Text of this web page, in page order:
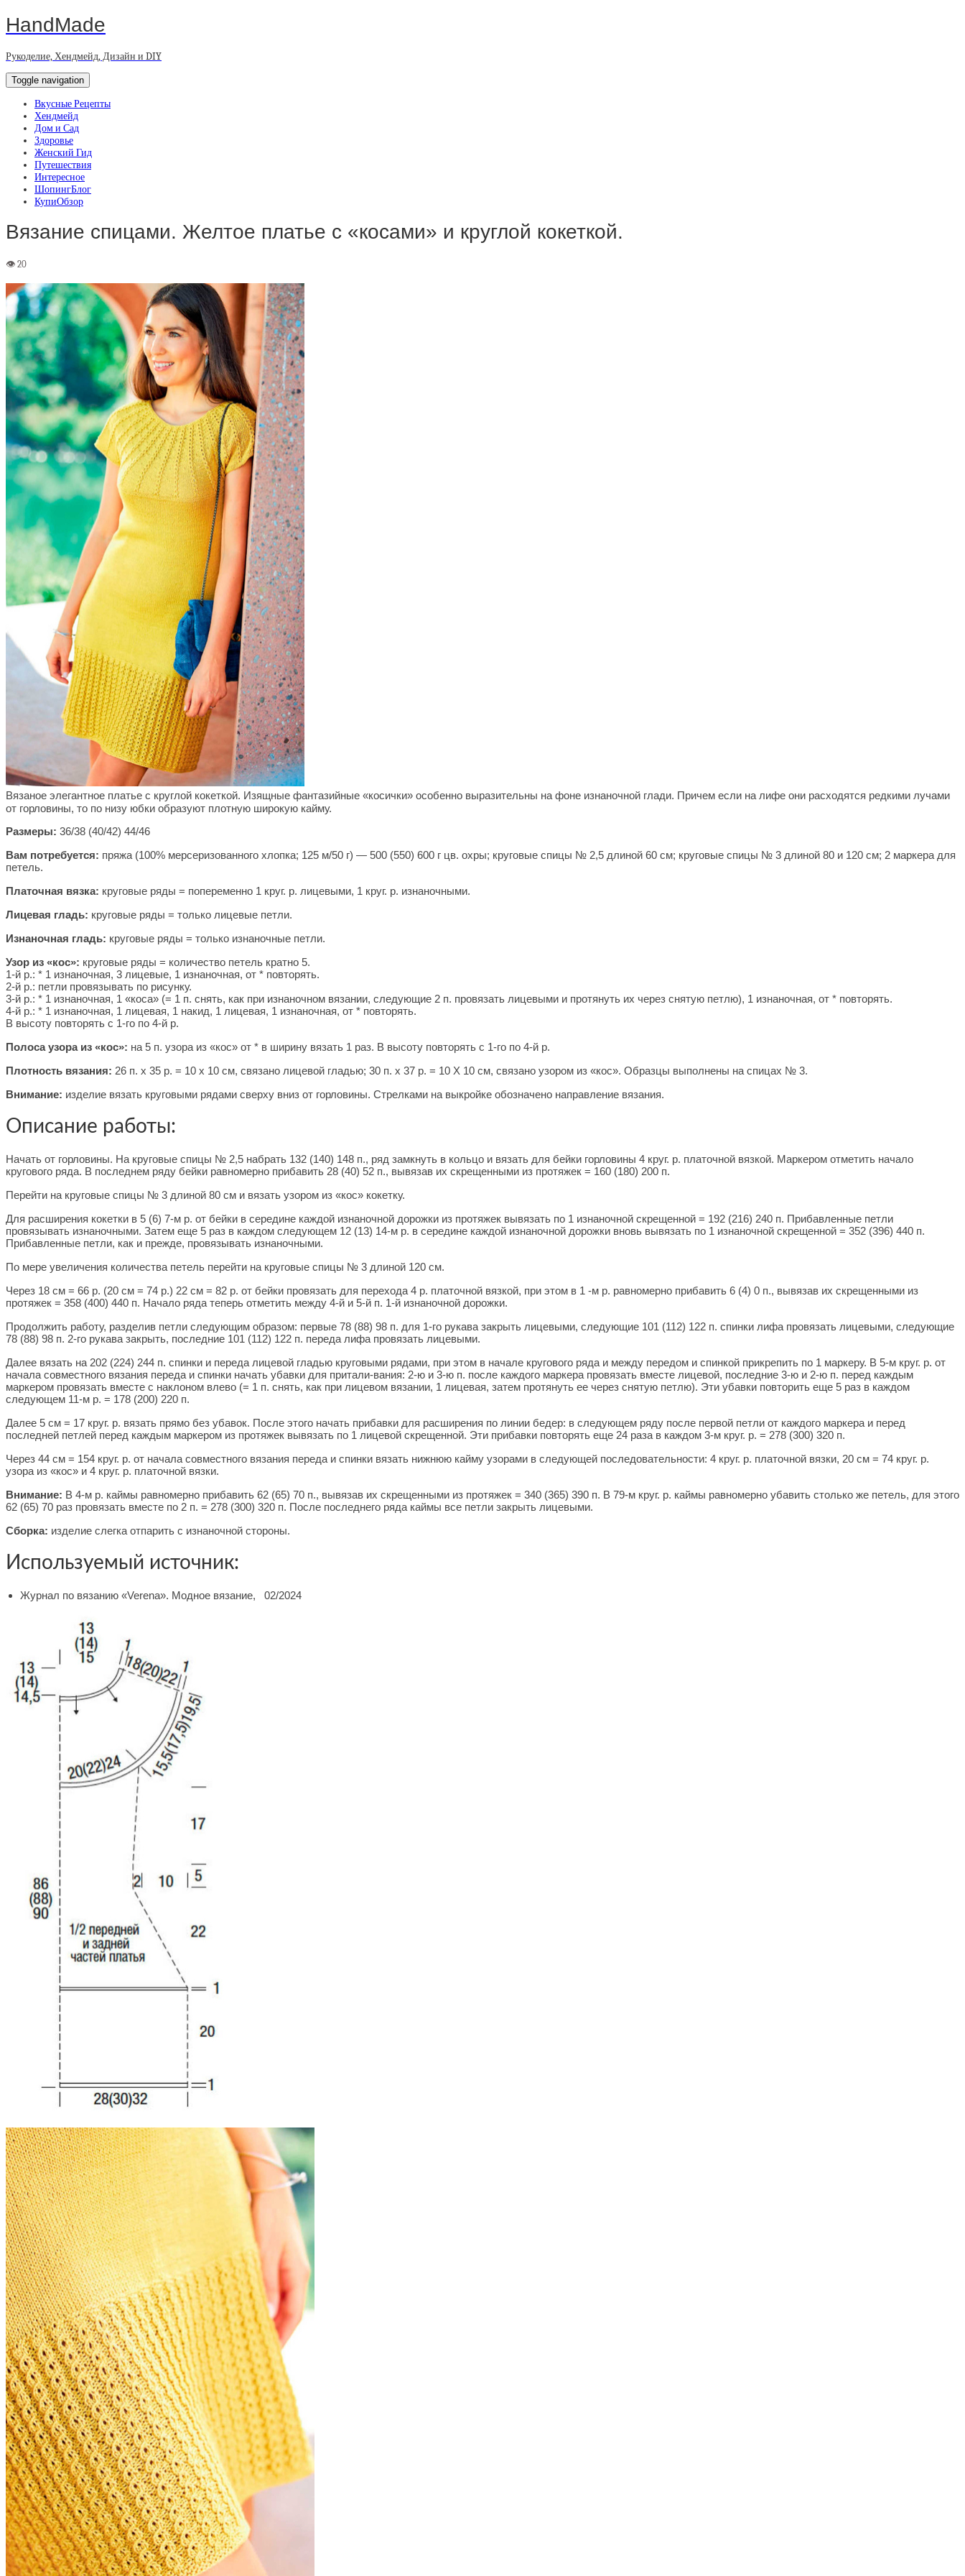
HandMade
Рукоделие, Хендмейд, Дизайн и DIY
Toggle navigation
Вкусные Рецепты
Хендмейд
Дом и Сад
Здоровье
Женский Гид
Путешествия
Интересное
ШопингБлог
КупиОбзор
Вязание спицами. Желтое платье с «косами» и круглой кокеткой.
Вязаное элегантное платье с круглой кокеткой. Изящные фантазийные «косички» особенно выразительны на фоне изнаночной глади. Причем если на лифе они расходятся редкими лучами
от горловины, то по низу юбки образуют плотную широкую кайму.
Размеры: 36/38 (40/42) 44/46
Вам потребуется: пряжа (100% мерсеризованного хлопка; 125 м/50 г) — 500 (550) 600 г цв. охры; круговые спицы № 2,5 длиной 60 см; круговые спицы № 3 длиной 80 и 120 см; 2 маркера для
петель.
Платочная вязка: круговые ряды = попеременно 1 круг. р. лицевыми, 1 круг. р. изнаночными.
Лицевая гладь: круговые ряды = только лицевые петли.
Изнаночная гладь: круговые ряды = только изнаночные петли.
Узор из «кос»: круговые ряды = количество петель кратно 5.
1-й р.: * 1 изнаночная, 3 лицевые, 1 изнаночная, от * повторять.
2-й р.: петли провязывать по рисунку.
3-й р.: * 1 изнаночная, 1 «коса» (= 1 п. снять, как при изнаночном вязании, следующие 2 п. провязать лицевыми и протянуть их через снятую петлю), 1 изнаночная, от * повторять.
4-й р.: * 1 изнаночная, 1 лицевая, 1 накид, 1 лицевая, 1 изнаночная, от * повторять.
В высоту повторять с 1-го по 4-й р.
Полоса узора из «кос»: на 5 п. узора из «кос» от * в ширину вязать 1 раз. В высоту повторять с 1-го по 4-й р.
Плотность вязания: 26 п. х 35 р. = 10 х 10 см, связано лицевой гладью; 30 п. х 37 р. = 10 X 10 см, связано узором из «кос». Образцы выполнены на спицах № 3.
Внимание: изделие вязать круговыми рядами сверху вниз от горловины. Стрелками на выкройке обозначено направление вязания.
Описание работы:
Начать от горловины. На круговые спицы № 2,5 набрать 132 (140) 148 п., ряд замкнуть в кольцо и вязать для бейки горловины 4 круг. р. платочной вязкой. Маркером отметить начало
кругового ряда. В последнем ряду бейки равномерно прибавить 28 (40) 52 п., вывязав их скрещенными из протяжек = 160 (180) 200 п.
Перейти на круговые спицы № 3 длиной 80 см и вязать узором из «кос» кокетку.
Для расширения кокетки в 5 (6) 7-м р. от бейки в середине каждой изнаночной дорожки из протяжек вывязать по 1 изнаночной скрещенной = 192 (216) 240 п. Прибавленные петли
провязывать изнаночными. Затем еще 5 раз в каждом следующем 12 (13) 14-м р. в середине каждой изнаночной дорожки вновь вывязать по 1 изнаночной скрещенной = 352 (396) 440 п.
Прибавленные петли, как и прежде, провязывать изнаночными.
По мере увеличения количества петель перейти на круговые спицы № 3 длиной 120 см.
Через 18 см = 66 р. (20 см = 74 р.) 22 см = 82 р. от бейки провязать для перехода 4 р. платочной вязкой, при этом в 1 -м р. равномерно прибавить 6 (4) 0 п., вывязав их скрещенными из
протяжек = 358 (400) 440 п. Начало ряда теперь отметить между 4-й и 5-й п. 1-й изнаночной дорожки.
Продолжить работу, разделив петли следующим образом: первые 78 (88) 98 п. для 1-го рукава закрыть лицевыми, следующие 101 (112) 122 п. спинки лифа провязать лицевыми, следующие
78 (88) 98 п. 2-го рукава закрыть, последние 101 (112) 122 п. переда лифа провязать лицевыми.
Далее вязать на 202 (224) 244 п. спинки и переда лицевой гладью круговыми рядами, при этом в начале кругового ряда и между передом и спинкой прикрепить по 1 маркеру. В 5-м круг. р. от
начала совместного вязания переда и спинки начать убавки для притали-вания: 2-ю и 3-ю п. после каждого маркера провязать вместе лицевой, последние 3-ю и 2-ю п. перед каждым
маркером провязать вместе с наклоном влево (= 1 п. снять, как при лицевом вязании, 1 лицевая, затем протянуть ее через снятую петлю). Эти убавки повторить еще 5 раз в каждом
следующем 11-м р. = 178 (200) 220 п.
Далее 5 см = 17 круг. р. вязать прямо без убавок. После этого начать прибавки для расширения по линии бедер: в следующем ряду после первой петли от каждого маркера и перед
последней петлей перед каждым маркером из протяжек вывязать по 1 лицевой скрещенной. Эти прибавки повторять еще 24 раза в каждом 3-м круг. р. = 278 (300) 320 п.
Через 44 см = 154 круг. р. от начала совместного вязания переда и спинки вязать нижнюю кайму узорами в следующей последовательности: 4 круг. р. платочной вязки, 20 см = 74 круг. р.
узора из «кос» и 4 круг. р. платочной вязки.
Внимание: В 4-м р. каймы равномерно прибавить 62 (65) 70 п., вывязав их скрещенными из протяжек = 340 (365) 390 п. В 79-м круг. р. каймы равномерно убавить столько же петель, для этого
62 (65) 70 раз провязать вместе по 2 п. = 278 (300) 320 п. После последнего ряда каймы все петли закрыть лицевыми.
Сборка: изделие слегка отпарить с изнаночной стороны.
Используемый источник:
Журнал по вязанию «Verena». Модное вязание, 02/2024